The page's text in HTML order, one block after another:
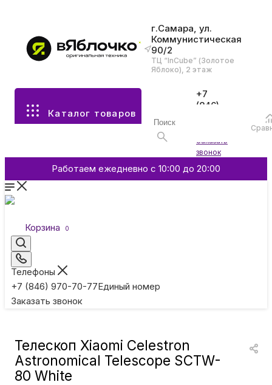
г.Самара, ул.
Коммунистическая
90/2
ТЦ “InCube” (Золотое
Яблоко), 2 этаж
Каталог товаров
+7
(846)
Заказать
звонок
Работаем ежедневно с 10:00 до 20:00
Корзина 0
Телефоны
+7 (846) 970-70-77Единый номер
Заказать звонок
Все разделы каталога
Аксессуары
Смартфоны и гаджеты
Умные кольца
Телескоп Xiaomi Celestron
Astronomical Telescope SCTW-
80 White